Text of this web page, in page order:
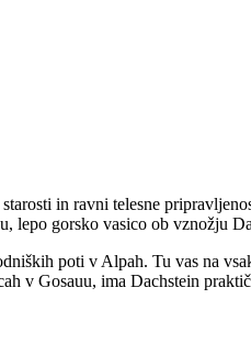
in ravni telesne
lepo gorsko vasico ob vznožju
poti v Alpah. Tu vas na
v Gosauu, ima Dachstein